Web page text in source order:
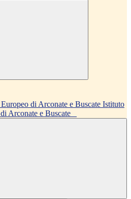
Istituto
di Arconate e Buscate